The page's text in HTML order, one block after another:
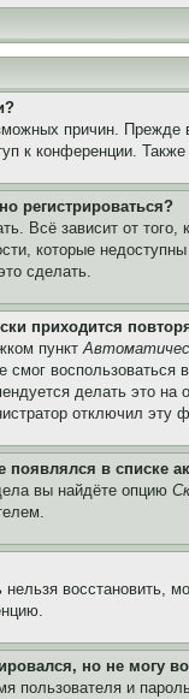
причин. Прежде
к конференции.
регистрироваться?
Всё зависит от
которые
сделать.
приходится
пункт
смог
делать это на
отключил эту
появлялся в списке
вы найдёте опцию
нельзя восстановить,
но не могу
пользователя и